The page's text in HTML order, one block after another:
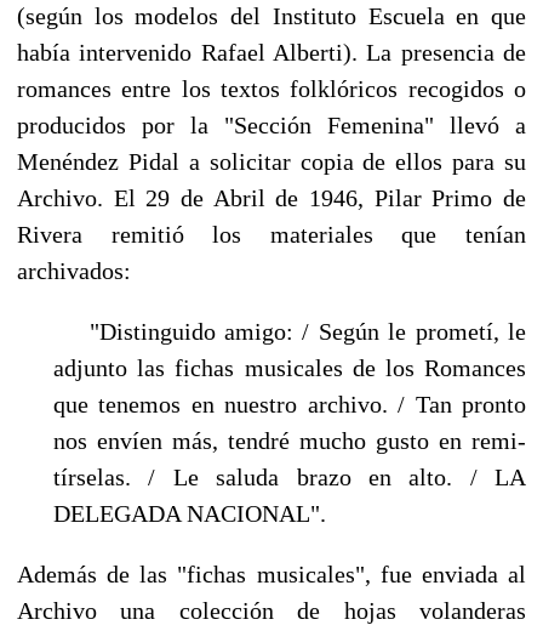
(según los modelos del Instituto Escuela en que
había intervenido Rafael Alberti). La presencia de
romances entre los textos folklóricos recogidos o
pro­ducidos por la "Sección Femenina" llevó a
Menéndez Pidal a solicitar copia de ellos para su
Ar­chivo. El 29 de Abril de 1946, Pilar Primo de
Rivera remitió los materiales que tenían
archivados:
"Distinguido amigo: / Según le prometí, le
adjunto las fichas musicales de los Romances
que tenemos en nuestro archivo. / Tan pronto
nos envíen más, tendré mucho gusto en remi­
tírselas. / Le saluda brazo en alto. / LA
DELEGADA NACIONAL".
Además de las "fichas musicales", fue enviada al
Archivo una colección de hojas volanderas